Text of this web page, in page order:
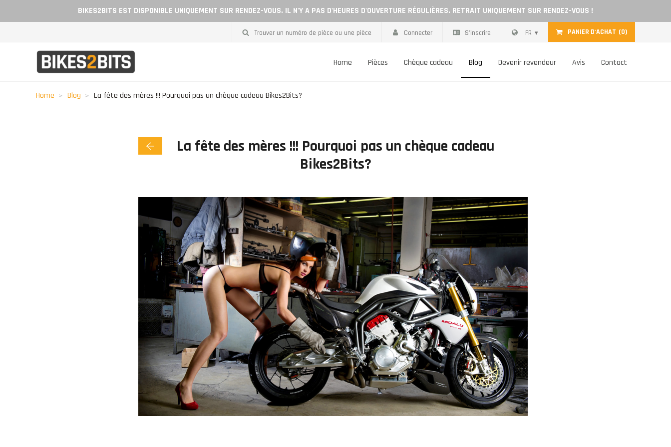
BIKES2BITS EST DISPONIBLE UNIQUEMENT SUR RENDEZ-VOUS. IL N'Y A PAS D'HEURES D'OUVERTURE RÉGULIÈRES. RETRAIT UNIQUEMENT SUR RENDEZ-VOUS !
PANIER D'ACHAT (0)
FR
S'inscrire
Connecter
Trouver un numéro de pièce ou une pièce
Home Pièces Chèque cadeau Blog Devenir revendeur Avis Contact
Home Blog La fête des mères !!! Pourquoi pas un chèque cadeau Bikes2Bits?
La fête des mères !!! Pourquoi pas un chèque cadeau
Bikes2Bits?